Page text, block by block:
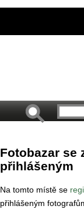
Fotobazar se
přihlášeným
Na tomto místě se
přihlášeným